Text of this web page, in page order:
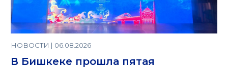
НОВОСТИ | 06.08.2026
В Бишкеке прошла пятая